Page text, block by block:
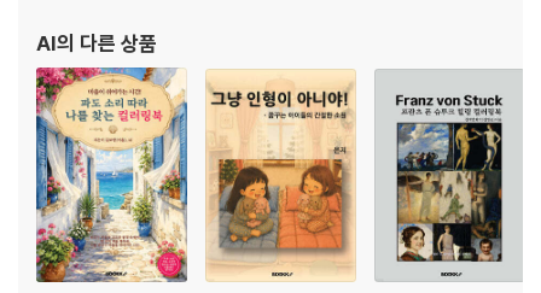
AI의 다른 상품